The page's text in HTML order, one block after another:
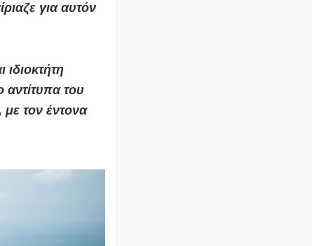
για αυτόν
αντίτυπα του
με τον έντονα